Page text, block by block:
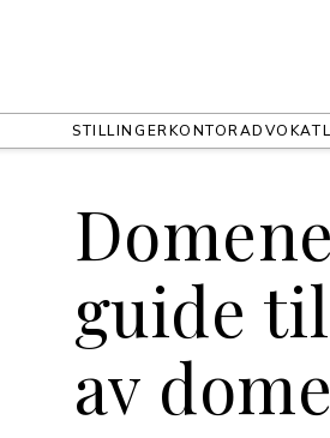
STILLINGERKONTORADVOKAT
guide
av